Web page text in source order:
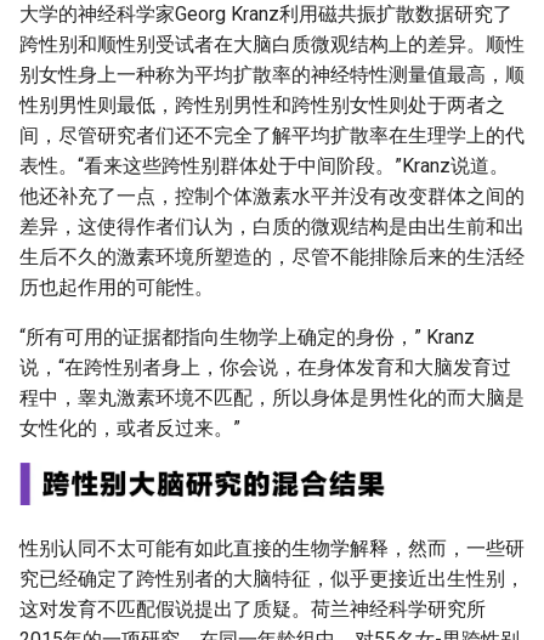
大学的神经科学家Georg Kranz利用磁共振扩散数据研究了
跨性别和顺性别受试者在大脑白质微观结构上的差异。顺性
别女性身上一种称为平均扩散率的神经特性测量值最高，顺
性别男性则最低，跨性别男性和跨性别女性则处于两者之
间，尽管研究者们还不完全了解平均扩散率在生理学上的代
表性。“看来这些跨性别群体处于中间阶段。”Kranz说道。
他还补充了一点，控制个体激素水平并没有改变群体之间的
差异，这使得作者们认为，白质的微观结构是由出生前和出
生后不久的激素环境所塑造的，尽管不能排除后来的生活经
历也起作用的可能性。
“所有可用的证据都指向生物学上确定的身份，” Kranz
说，“在跨性别者身上，你会说，在身体发育和大脑发育过
程中，睾丸激素环境不匹配，所以身体是男性化的而大脑是
女性化的，或者反过来。”
性别认同不太可能有如此直接的生物学解释，然而，一些研
究已经确定了跨性别者的大脑特征，似乎更接近出生性别，
这对发育不匹配假说提出了质疑。荷兰神经科学研究所